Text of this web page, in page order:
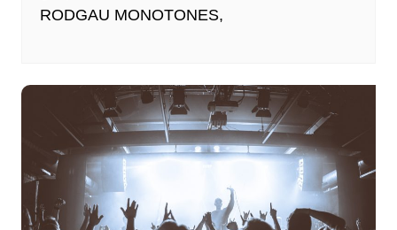
RODGAU MONOTONES,